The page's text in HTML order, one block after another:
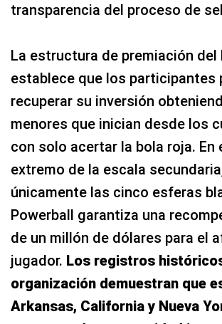
transparencia del proceso de
La estructura de premiación del
establece que los participantes
recuperar su inversión
menores que inician desde los
con solo acertar la bola roja. En
extremo de la escala
únicamente las cinco esferas
Powerball garantiza una
de un millón de dólares para el
jugador. Los registros
organización demuestran que
Arkansas, California y Nueva